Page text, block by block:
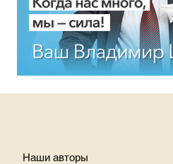
Наши авторы